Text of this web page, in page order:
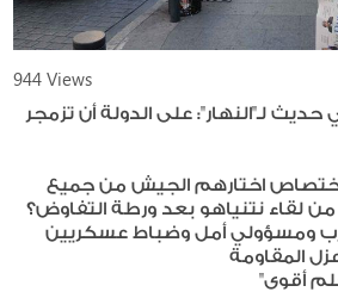
944 Views
لـ"النهار": على الدولة أن تزمجر
6 ضباط اختصاص اختارهم الجيش من جميع
لقاء نتنياهو بعد ورطة التفاوض؟
ومسؤولي أمل وضباط عسكريين
المقاومة
أقوى"